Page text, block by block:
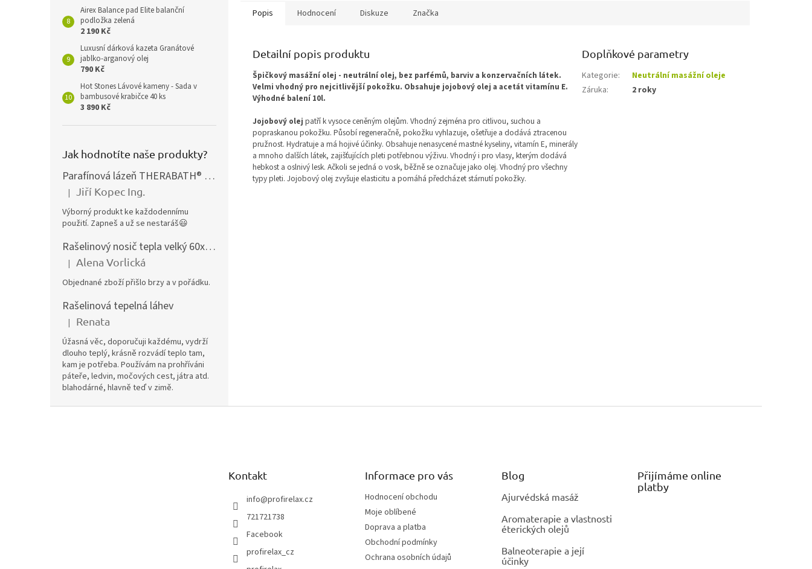
Airex Balance pad Elite balanční
podložka zelená
2 190 Kč
Luxusní dárková kazeta Granátové
jablko-arganový olej
790 Kč
Hot Stones Lávové kameny - Sada v
bambusové krabičce 40 ks
3 890 Kč
Jak hodnotíte naše produkty?
Parafínová lázeň THERABATH® PRO, parafínová vana TB7
Hodnocení produktu je 5 z 5 hvězdiček.
| Jiří Kopec Ing.
Výborný produkt ke každodennímu
použití. Zapneš a už se nestaráš😃
Rašelinový nosič tepla velký 60x40 cm
Hodnocení produktu je 5 z 5 hvězdiček.
| Alena Vorlická
Objednané zboží přišlo brzy a v pořádku.
Rašelinová tepelná láhev
Hodnocení produktu je 5 z 5 hvězdiček.
| Renata
Úžasná věc, doporučuji každému, vydrží
dlouho teplý, krásně rozvádí teplo tam,
kam je potřeba. Používám na prohříváni
páteře, ledvin, močových cest, játra atd.
blahodárné, hlavně teď v zimě.
Popis Hodnocení Diskuze Značka
Detailní popis produktu
Špičkový masážní olej - neutrální olej, bez parfémů, barviv a konzervačních látek.
Velmi vhodný pro nejcitlivější pokožku. Obsahuje jojobový olej a acetát vitamínu E.
Výhodné balení 10l.
Jojobový olej patří k vysoce ceněným olejům. Vhodný zejména pro citlivou, suchou a
popraskanou pokožku. Působí regeneračně, pokožku vyhlazuje, ošetřuje a dodává ztracenou
pružnost. Hydratuje a má hojivé účinky. Obsahuje nenasycené mastné kyseliny, vitamín E, minerály
a mnoho dalších látek, zajišťujících pleti potřebnou výživu. Vhodný i pro vlasy, kterým dodává
hebkost a oslnivý lesk. Ačkoli se jedná o vosk, běžně se označuje jako olej. Vhodný pro všechny
typy pleti. Jojobový olej zvyšuje elasticitu a pomáhá předcházet stárnutí pokožky.
Doplňkové parametry
Kategorie:
Neutrální masážní oleje
Záruka: 2 roky
Kontakt
info@profirelax.cz
721721738
Facebook
profirelax_cz
Informace pro vás
Hodnocení obchodu
Moje oblíbené
Doprava a platba
Obchodní podmínky
Ochrana osobních údajů
Blog
Ajurvédská masáž
Aromaterapie a vlastnosti
éterických olejů
Balneoterapie a její
účinky
Přijímáme online
platby